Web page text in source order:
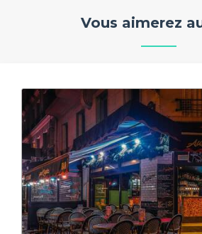
Vous aimerez